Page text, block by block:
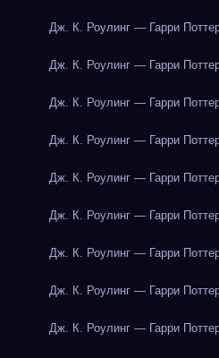
Дж. К. Роулинг — Гарри
Дж. К. Роулинг — Гарри
Дж. К. Роулинг — Гарри
Дж. К. Роулинг — Гарри
Дж. К. Роулинг — Гарри
Дж. К. Роулинг — Гарри
Дж. К. Роулинг — Гарри
Дж. К. Роулинг — Гарри
Дж. К. Роулинг — Гарри